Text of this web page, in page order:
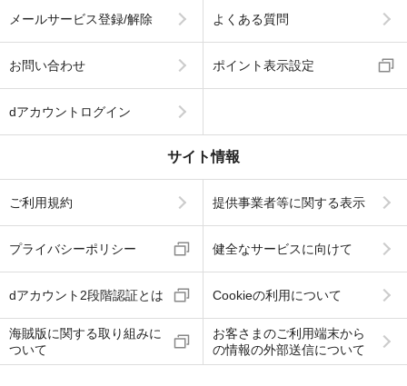
メールサービス登録/解除 よくある質問
お問い合わせ ポイント表示設定
dアカウントログイン
サイト情報
ご利用規約 提供事業者等に関する表示
プライバシーポリシー 健全なサービスに向けて
dアカウント2段階認証とは Cookieの利用について
海賊版に関する取り組みに
ついて
お客さまのご利用端末から
の情報の外部送信について